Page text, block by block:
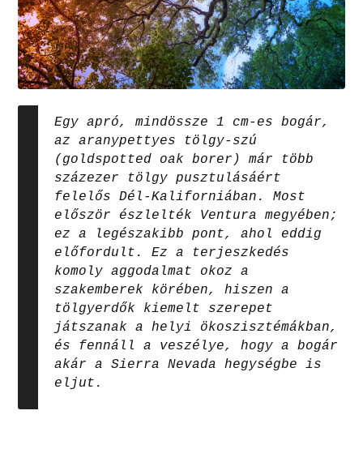
Egy apró, mindössze 1 cm-es bogár,
az aranypettyes tölgy-szú
(goldspotted oak borer) már több
százezer tölgy pusztulásáért
felelős Dél-Kaliforniában. Most
először észlelték Ventura megyében;
ez a legészakibb pont, ahol eddig
előfordult. Ez a terjeszkedés
komoly aggodalmat okoz a
szakemberek körében, hiszen a
tölgyerdők kiemelt szerepet
játszanak a helyi ökoszisztémákban,
és fennáll a veszélye, hogy a bogár
akár a Sierra Nevada hegységbe is
eljut.